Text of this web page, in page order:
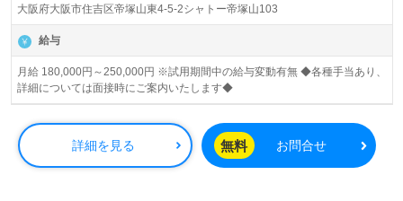
大阪府大阪市住吉区帝塚山東4-5-2シャトー帝塚山103
給与
月給 180,000円～250,000円 ※試用期間中の給与変動有無 ◆各種手当あり、
詳細については面接時にご案内いたします◆
詳細を見る 無料 お問合せ